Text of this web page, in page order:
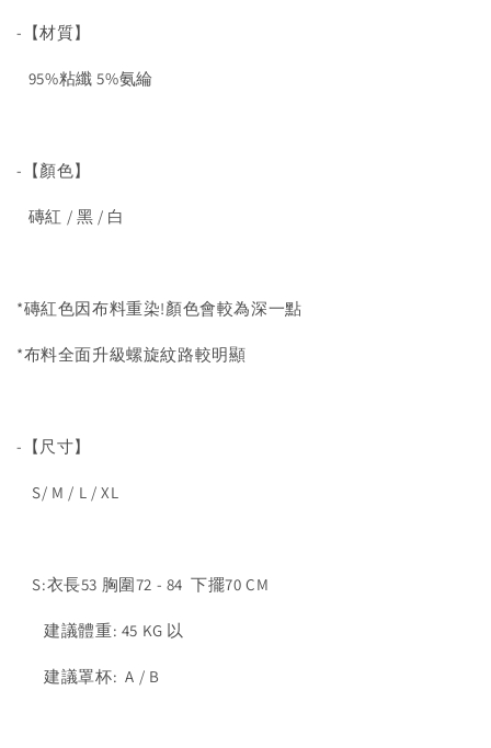
-【材質】
95%粘纖 5%氨綸
-【顏色】
磚紅 / 黑 / 白
*磚紅色因布料重染!顏色會較為深一點
*布料全面升級螺旋紋路較明顯
-【尺寸】
S/ M / L / XL
S:衣長53 胸圍72 - 84 下擺70 CM
建議體重: 45 KG 以
建議罩杯: A / B